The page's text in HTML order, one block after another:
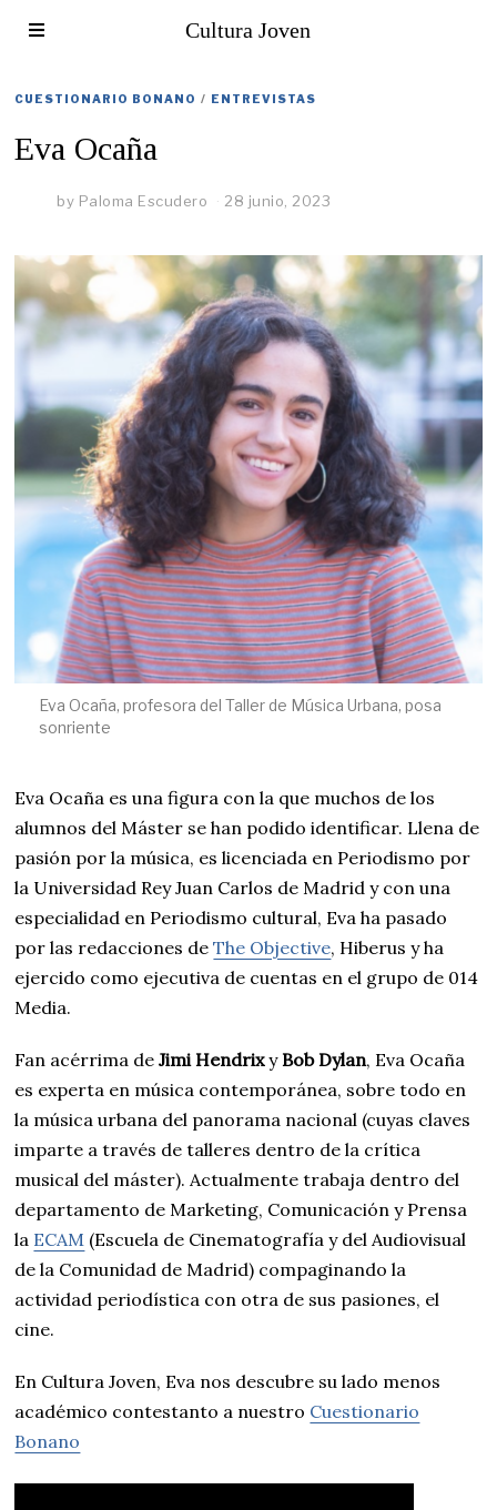
Cultura Joven
CUESTIONARIO BONANO / ENTREVISTAS
Eva Ocaña
by Paloma Escudero 28 junio, 2023
Eva Ocaña, profesora del Taller de Música Urbana, posa
sonriente
Eva Ocaña es una figura con la que muchos de los
alumnos del Máster se han podido identificar. Llena de
pasión por la música, es licenciada en Periodismo por
la Universidad Rey Juan Carlos de Madrid y con una
especialidad en Periodismo cultural, Eva ha pasado
por las redacciones deThe Objective, Hiberus y ha
ejercido como ejecutiva de cuentas en el grupo de 014
Media.
Fan acérrima deJimi Hendrixy Bob Dylan, Eva Ocaña
es experta en música contemporánea, sobre todo en
la música urbana del panorama nacional (cuyas claves
imparte a través de talleres dentro de la crítica
musical del máster). Actualmente trabaja dentro del
departamento de Marketing, Comunicación y Prensa
la ECAM (Escuela de Cinematografía y del Audiovisual
de la Comunidad de Madrid) compaginando la
actividad periodística con otra de sus pasiones, el
cine.
En Cultura Joven, Eva nos descubre su lado menos
académico contestanto a nuestro Cuestionario
Bonano